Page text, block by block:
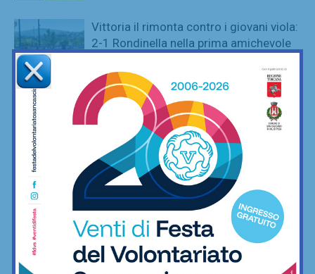
Calcio
Vittoria il rimonta contro i giovani viola:
2-1 Rondinella nella prima amichevole
Calcio
Serie D, ecco i due passaggi
fondamentali su organici e calendari (e
il Grassina spera…)